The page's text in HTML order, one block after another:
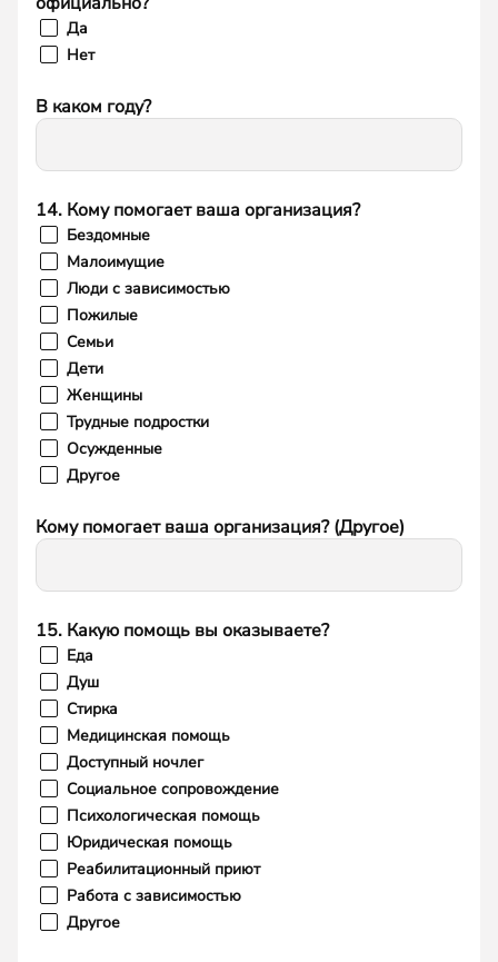
Да
Нет
В каком году?
14. Кому помогает ваша организация?
Бездомные
Малоимущие
Люди с зависимостью
Пожилые
Семьи
Дети
Женщины
Трудные подростки
Осужденные
Другое
Кому помогает ваша организация? (Другое)
15. Какую помощь вы оказываете?
Еда
Душ
Стирка
Медицинская помощь
Доступный ночлег
Социальное сопровождение
Психологическая помощь
Юридическая помощь
Реабилитационный приют
Работа с зависимостью
Другое